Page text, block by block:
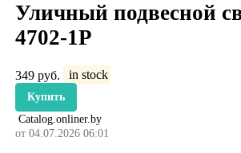
Уличный подвесной
4702-1P
349 руб. in stock
Купить
Catalog.onliner.by
от 04.07.2026 06:01